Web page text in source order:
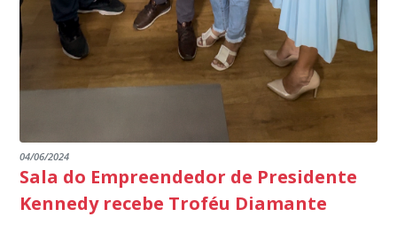
04/06/2024
Sala do Empreendedor de Presidente
Kennedy recebe Troféu Diamante